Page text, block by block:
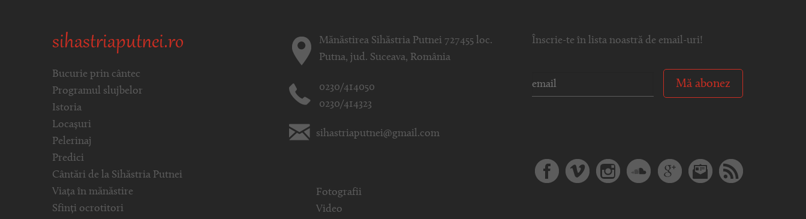
sihastriaputnei.ro
Bucurie prin cântec
Programul slujbelor
Istoria
Locașuri
Pelerinaj
Predici
Cântări de la Sihăstria Putnei
Viața în mănăstire
Sfinți ocrotitori
Mănăstirea Sihăstria Putnei 727455 loc.
Putna, jud. Suceava, România
0230/414050
0230/414323
sihastriaputnei@gmail.com
Fotografii
Video
Înscrie-te în lista noastră de email-uri!
Mă abonez